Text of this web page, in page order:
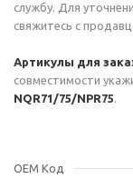
службу. Для
свяжитесь с
Артикулы для
совместимости
NQR71/75/NPR75.
OEM Код